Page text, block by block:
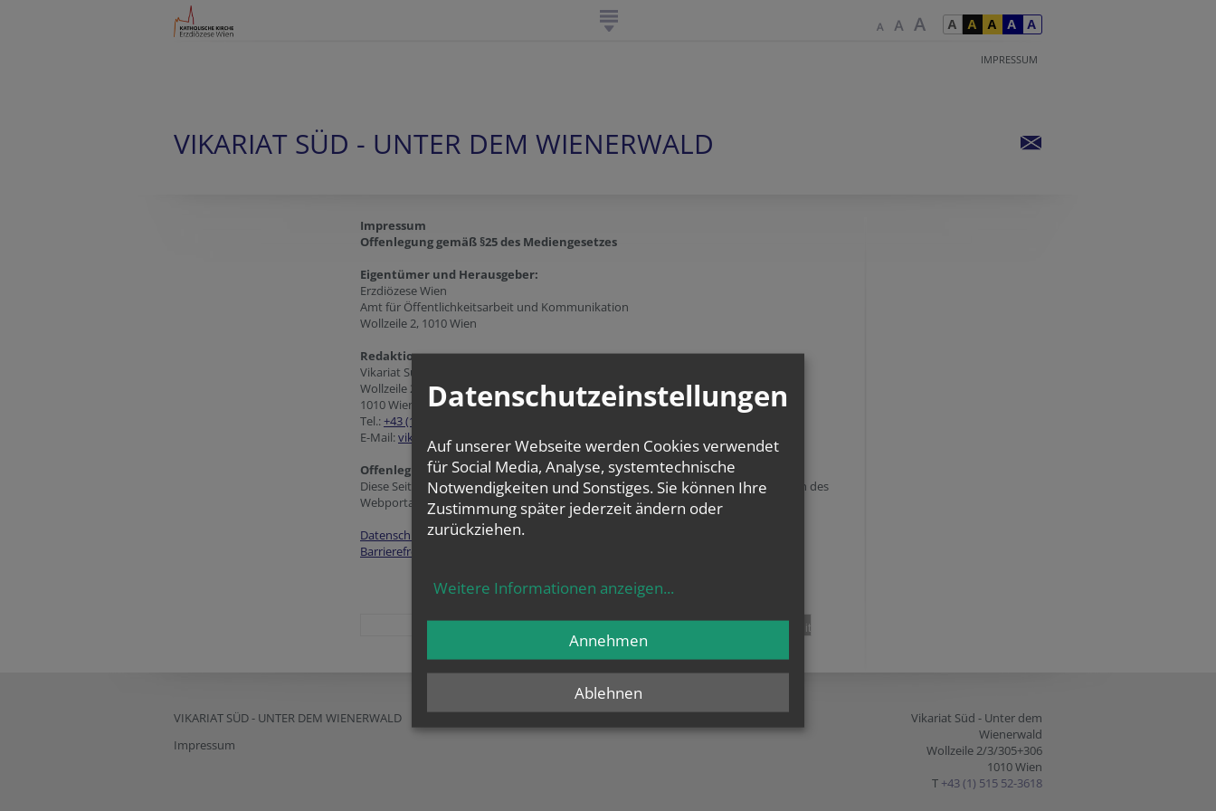
IMPRESSUM
VIKARIAT SÜD - UNTER DEM WIENERWALD
Impressum
Offenlegung gemäß §25 des Mediengesetzes
Eigentümer und Herausgeber:
Erzdiözese Wien
Amt für Öffentlichkeitsarbeit und Kommunikation
Wollzeile 2, 1010 Wien
Redaktion:
Vikariat Süd - Unter dem Wienerwald
Wollzeile 2/3/305+306
1010 Wien
Tel.:+43 (1) 515 52-3618
E-Mail:vikariat.sued@edw.or.at
Offenlegung zur grundlegenden Richtung:
Diese Seite ist der Webauftritt von Vikariat Süd - Unter dem Wienerwald im Rahmen des
Webportals der Erzdiözese Wien.
Datenschutzerklärung
Barrierefreiheitserklärung
pin it
VIKARIAT SÜD - UNTER DEM WIENERWALD
Impressum
Vikariat Süd - Unter dem
Wienerwald
Wollzeile 2/3/305+306
1010 Wien
T +43 (1) 515 52-3618
Datenschutzeinstellungen
Auf unserer Webseite werden Cookies verwendet
für Social Media, Analyse, systemtechnische
Notwendigkeiten und Sonstiges. Sie können Ihre
Zustimmung später jederzeit ändern oder
zurückziehen.
Weitere Informationen anzeigen...
Ablehnen
Annehmen